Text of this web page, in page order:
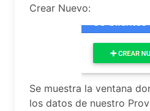
Crear Nuevo:
Se muestra la ventana
los datos de nuestro